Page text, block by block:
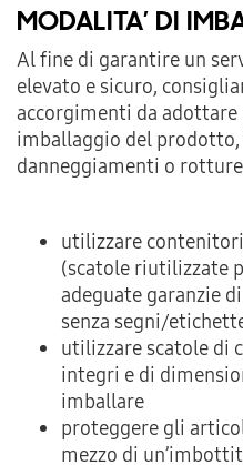
MODALITA’ DI
Al fine di garantire un
elevato e sicuro,
accorgimenti da
imballaggio del
danneggiamenti o
utilizzare
(scatole riutilizzate
adeguate garanzie
senza segni/
utilizzare scatole di
integri e di
imballare
proteggere gli
mezzo di